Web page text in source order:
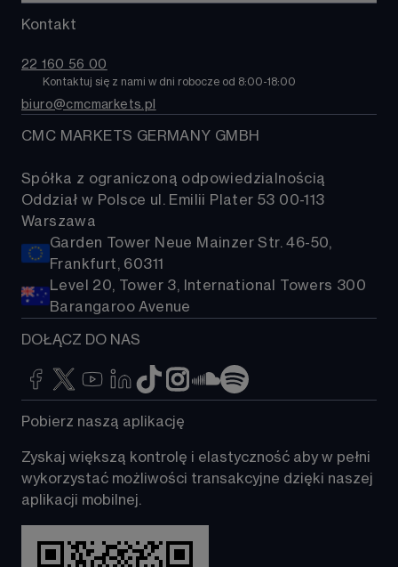
Towary i surowce
Obligacje
ETFy
Kryptowaluty
Koszyki akcji
Puls rynku
O nas
Pomoc
FAQ
Kontakt
22 160 56 00
Kontaktuj się z nami w dni robocze od 8:00-18:00
biuro@cmcmarkets.pl
CMC MARKETS GERMANY GMBH
Spółka z ograniczoną odpowiedzialnością
Oddział w Polsce ul. Emilii Plater 53 00-113
Warszawa
Garden Tower Neue Mainzer Str. 46-50,
Frankfurt, 60311
Level 20, Tower 3, International Towers 300
Barangaroo Avenue
DOŁĄCZ DO NAS
Pobierz naszą aplikację
Zyskaj większą kontrolę i elastyczność aby w pełni
wykorzystać możliwości transakcyjne dzięki naszej
aplikacji mobilnej.